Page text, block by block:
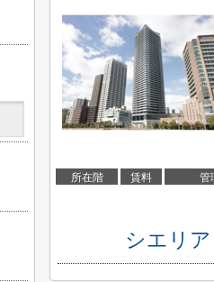
所在階 賃料 管
シエリ